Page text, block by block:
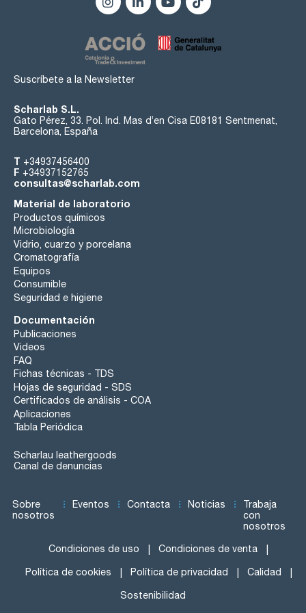
Suscríbete a la Newsletter
Scharlab S.L.
Gato Pérez, 33. Pol. Ind. Mas d’en Cisa E08181 Sentmenat,
Barcelona, España
T +34937456400
F +34937152765
consultas@scharlab.com
Material de laboratorio
Productos químicos
Microbiología
Vidrio, cuarzo y porcelana
Cromatografía
Equipos
Consumible
Seguridad e higiene
Documentación
Publicaciones
Videos
FAQ
Fichas técnicas - TDS
Hojas de seguridad - SDS
Certificados de análisis - COA
Aplicaciones
Tabla Periódica
Scharlau leathergoods
Canal de denuncias
Sobre
nosotros
Eventos Contacta Noticias
Trabaja
con
nosotros
Condiciones de uso Condiciones de venta
Política de cookies Política de privacidad Calidad
Sostenibilidad